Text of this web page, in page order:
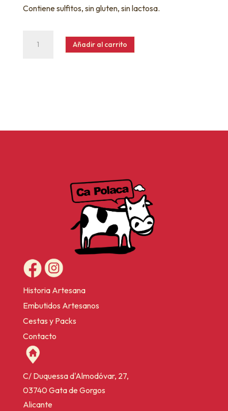
Contiene sulfitos, sin gluten, sin lactosa.
Añadir al carrito
Historia Artesana
Embutidos Artesanos
Cestas y Packs
Contacto
C/ Duquessa d'Almodóvar, 27,
03740 Gata de Gorgos
Alicante